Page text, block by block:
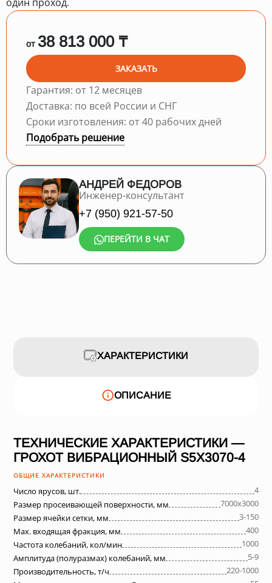
от 38 813 000 ₸
ЗАКАЗАТЬ
Гарантия: от 12 месяцев
Доставка: по всей России и СНГ
Сроки изготовления: от 40 рабочих дней
Подобрать решение
АНДРЕЙ ФЕДОРОВ
Инженер-консультант
+7 (950) 921-57-50
ПЕРЕЙТИ В ЧАТ
ХАРАКТЕРИСТИКИ
ОПИСАНИЕ
ТЕХНИЧЕСКИЕ ХАРАКТЕРИСТИКИ —
ГРОХОТ ВИБРАЦИОННЫЙ S5X3070-4
ОБЩИЕ ХАРАКТЕРИСТИКИ
Число ярусов, шт.
4
Размер просеивающей поверхности, мм
7000х3000
Размер ячейки сетки, мм
3-150
Max. входящая фракция, мм
400
Частота колебаний, кол/мин
1000
Амплитуда (полуразмах) колебаний, мм
5-9
Производительность, т/ч
220-1000